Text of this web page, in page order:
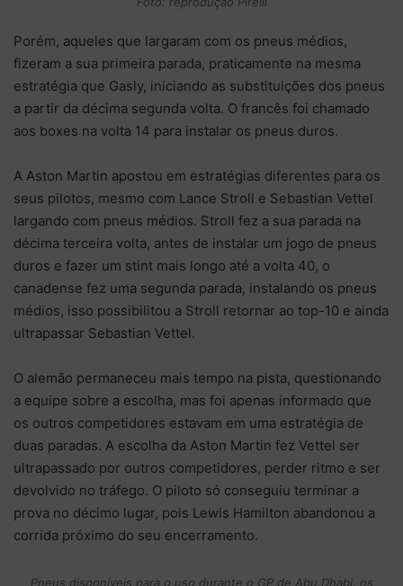
Porém, aqueles que largaram com os pneus médios,
fizeram a sua primeira parada, praticamente na mesma
estratégia que Gasly, iniciando as substituições dos pneus
a partir da décima segunda volta. O francês foi chamado
aos boxes na volta 14 para instalar os pneus duros.
A Aston Martin apostou em estratégias diferentes para os
seus pilotos, mesmo com Lance Stroll e Sebastian Vettel
largando com pneus médios. Stroll fez a sua parada na
décima terceira volta, antes de instalar um jogo de pneus
duros e fazer um stint mais longo até a volta 40, o
canadense fez uma segunda parada, instalando os pneus
médios, isso possibilitou a Stroll retornar ao top-10 e ainda
ultrapassar Sebastian Vettel.
O alemão permaneceu mais tempo na pista, questionando
a equipe sobre a escolha, mas foi apenas informado que
os outros competidores estavam em uma estratégia de
duas paradas. A escolha da Aston Martin fez Vettel ser
ultrapassado por outros competidores, perder ritmo e ser
devolvido no tráfego. O piloto só conseguiu terminar a
prova no décimo lugar, pois Lewis Hamilton abandonou a
corrida próximo do seu encerramento.
Pneus disponíveis para o uso durante o GP de Abu Dhabi, os